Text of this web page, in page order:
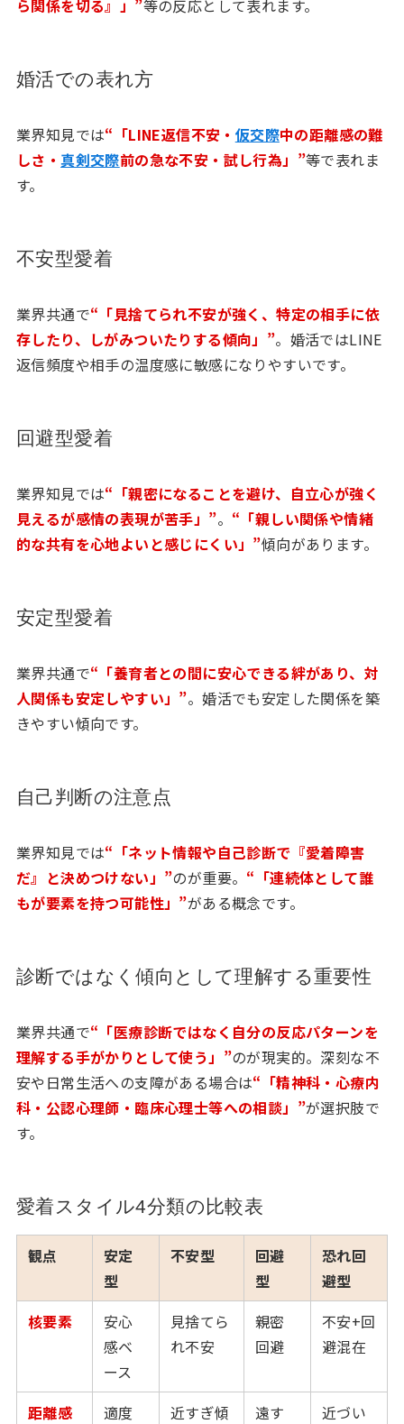
ら関係を切る』」”等の反応として表れます。
婚活での表れ方
業界知見では“「LINE返信不安・ 仮交際中の距離感の難
しさ・真剣交際前の急な不安・試し行為」”等で表れま
す。
不安型愛着
業界共通で“「見捨てられ不安が強く、特定の相手に依
存したり、しがみついたりする傾向」”。婚活ではLINE
返信頻度や相手の温度感に敏感になりやすいです。
回避型愛着
業界知見では“「親密になることを避け、自立心が強く
見えるが感情の表現が苦手」”。 “「親しい関係や情緒
的な共有を心地よいと感じにくい」”傾向があります。
安定型愛着
業界共通で“「養育者との間に安心できる絆があり、対
人関係も安定しやすい」”。婚活でも安定した関係を築
きやすい傾向です。
自己判断の注意点
業界知見では“「ネット情報や自己診断で『愛着障害
だ』と決めつけない」”のが重要。 “「連続体として誰
もが要素を持つ可能性」”がある概念です。
診断ではなく傾向として理解する重要性
業界共通で“「医療診断ではなく自分の反応パターンを
理解する手がかりとして使う」”のが現実的。深刻な不
安や日常生活への支障がある場合は“「精神科・心療内
科・公認心理師・臨床心理士等への相談」”が選択肢で
す。
愛着スタイル4分類の比較表
観点
安定
型
不安型
回避
型
恐れ回
避型
核要素
安心
感ベ
ース
見捨てら
れ不安
親密
回避
不安+回
避混在
距離感 適度
近すぎ傾
遠す
近づい